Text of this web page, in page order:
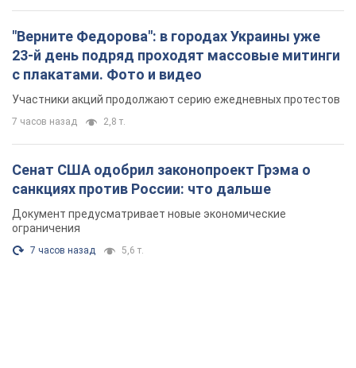
"Верните Федорова": в городах Украины уже
23-й день подряд проходят массовые митинги
с плакатами. Фото и видео
Участники акций продолжают серию ежедневных протестов
7 часов назад 2,8 т.
Сенат США одобрил законопроект Грэма о
санкциях против России: что дальше
Документ предусматривает новые экономические
ограничения
7 часов назад 5,6 т.